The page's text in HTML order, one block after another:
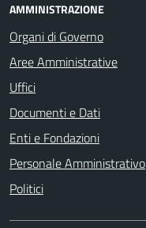
AMMINISTRAZIONE
Organi di Governo
Aree Amministrative
Uffici
Documenti e Dati
Enti e Fondazioni
Personale Amministrativo
Politici